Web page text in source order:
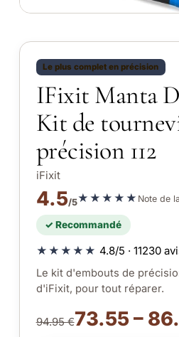
Le plus complet en précision
IFixit Manta
Kit de
précision 112
iFixit
4.5/5★★★★★ Note de
✓ Recommandé
★★★★★ 4.8/5 · 11230
Le kit d'embouts de
d'iFixit, pour tout réparer.
94.95 €73.55 –